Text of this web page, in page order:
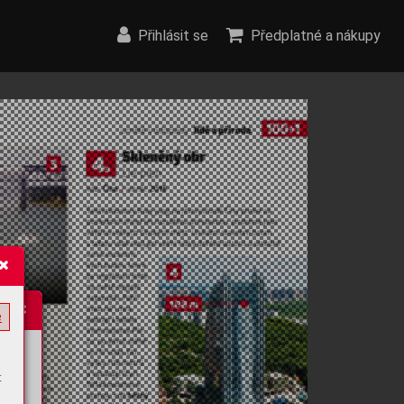
Přihlásit se Předplatné a nákupy